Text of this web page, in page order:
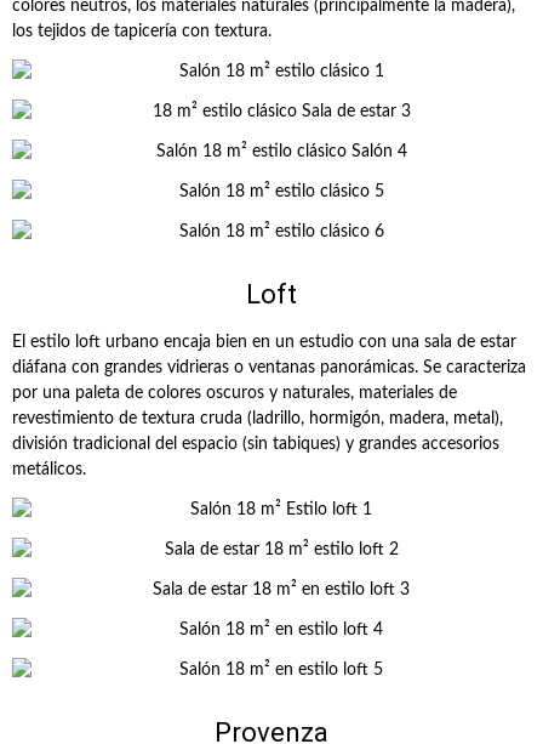
colores neutros, los materiales naturales (principalmente la madera),
los tejidos de tapicería con textura.
Loft
El estilo loft urbano encaja bien en un estudio con una sala de estar
diáfana con grandes vidrieras o ventanas panorámicas. Se caracteriza
por una paleta de colores oscuros y naturales, materiales de
revestimiento de textura cruda (ladrillo, hormigón, madera, metal),
división tradicional del espacio (sin tabiques) y grandes accesorios
metálicos.
Provenza